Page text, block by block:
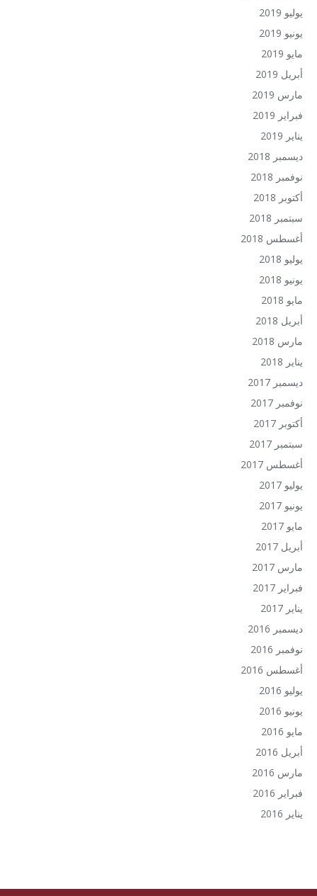
يوليو 2019
يونيو 2019
مايو 2019
أبريل 2019
مارس 2019
فبراير 2019
يناير 2019
ديسمبر 2018
نوفمبر 2018
أكتوبر 2018
سبتمبر 2018
أغسطس 2018
يوليو 2018
يونيو 2018
مايو 2018
أبريل 2018
مارس 2018
يناير 2018
ديسمبر 2017
نوفمبر 2017
أكتوبر 2017
سبتمبر 2017
أغسطس 2017
يوليو 2017
يونيو 2017
مايو 2017
أبريل 2017
مارس 2017
فبراير 2017
يناير 2017
ديسمبر 2016
نوفمبر 2016
أغسطس 2016
يوليو 2016
يونيو 2016
مايو 2016
أبريل 2016
مارس 2016
فبراير 2016
يناير 2016